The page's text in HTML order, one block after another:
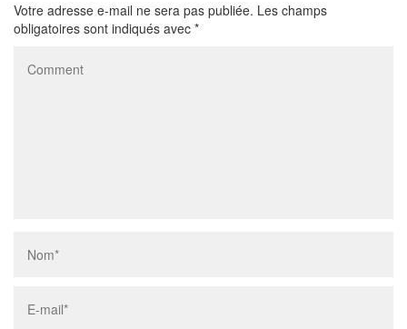
Votre adresse e-mail ne sera pas publiée. Les champs
obligatoires sont indiqués avec *